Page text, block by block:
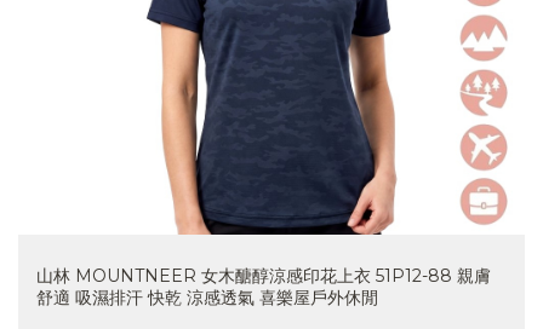
山林 MOUNTNEER 女木醣醇涼感印花上衣 51P12-88 親膚
舒適 吸濕排汗 快乾 涼感透氣 喜樂屋戶外休閒